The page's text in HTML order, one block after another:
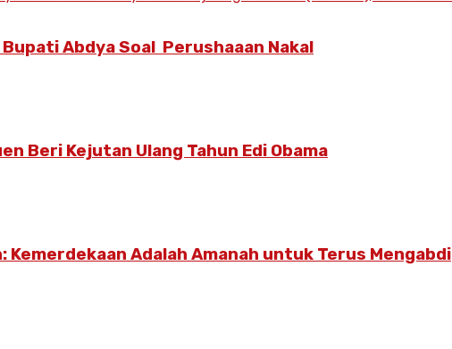
Abdya Soal Perushaaan Nakal
Beri Kejutan Ulang Tahun Edi Obama
Kemerdekaan Adalah Amanah untuk Terus Mengabdi